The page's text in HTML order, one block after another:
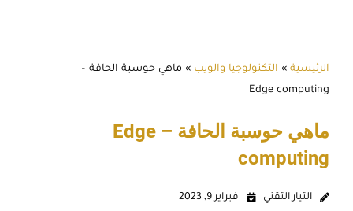
الرئيسية » التكنولوجيا والويب » ماهي حوسبة الحافة –
Edge computing
ماهي حوسبة الحافة – Edge
computing
التيار التقني فبراير 9, 2023